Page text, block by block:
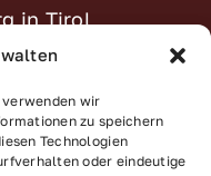
wir
zu speichern
Technologien
oder eindeutige
in Tirol
rohregger.at